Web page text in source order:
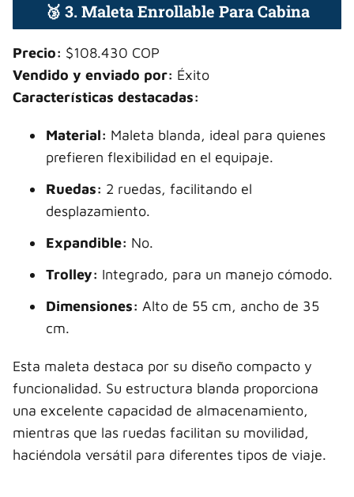
🥉 3. Maleta Enrollable Para Cabina
Precio: $108.430 COP
Vendido y enviado por: Éxito
Características destacadas:
Material: Maleta blanda, ideal para quienes
prefieren flexibilidad en el equipaje.
Ruedas: 2 ruedas, facilitando el
desplazamiento.
Expandible: No.
Trolley: Integrado, para un manejo cómodo.
Dimensiones: Alto de 55 cm, ancho de 35
cm.
Esta maleta destaca por su diseño compacto y
funcionalidad. Su estructura blanda proporciona
una excelente capacidad de almacenamiento,
mientras que las ruedas facilitan su movilidad,
haciéndola versátil para diferentes tipos de viaje.